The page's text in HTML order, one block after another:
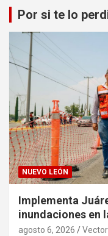
Por si te lo
NUEVO LEÓN
Implementa
inundaciones en
agosto 6, 2026